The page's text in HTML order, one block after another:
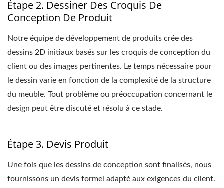
Étape 2. Dessiner Des Croquis De
Conception De Produit
Notre équipe de développement de produits crée des
dessins 2D initiaux basés sur les croquis de conception du
client ou des images pertinentes. Le temps nécessaire pour
le dessin varie en fonction de la complexité de la structure
du meuble. Tout problème ou préoccupation concernant le
design peut être discuté et résolu à ce stade.
Étape 3. Devis Produit
Une fois que les dessins de conception sont finalisés, nous
fournissons un devis formel adapté aux exigences du client.